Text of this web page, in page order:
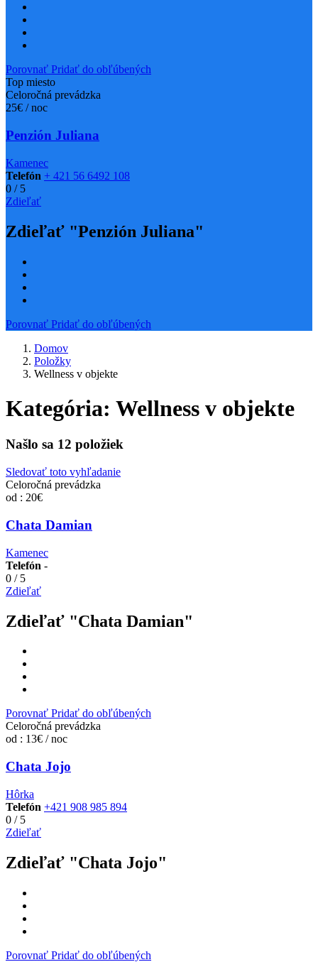
Porovnať Pridať do obľúbených
Top miesto
Celoročná prevádzka
25€ / noc
Penzión Juliana
Kamenec
Telefón + 421 56 6492 108
0 /5
Zdieľať
Zdieľať "Penzión Juliana"
Porovnať Pridať do obľúbených
Domov
Položky
Wellness v objekte
Kategória: Wellness v objekte
Našlo sa 12 položiek
Sledovať toto vyhľadanie
Celoročná prevádzka
od : 20€
Chata Damian
Kamenec
Telefón -
0 /5
Zdieľať
Zdieľať "Chata Damian"
Porovnať Pridať do obľúbených
Celoročná prevádzka
od : 13€ / noc
Chata Jojo
Hôrka
Telefón +421 908 985 894
0 /5
Zdieľať
Zdieľať "Chata Jojo"
Porovnať Pridať do obľúbených